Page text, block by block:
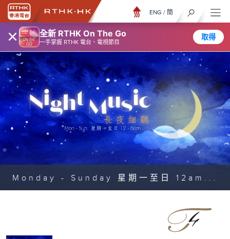
× 全新 RTHK On The Go
一手掌握 RTHK 電台、電視節目
取得
ENG / 簡
Monday - Sunday 星期一至日 12am...